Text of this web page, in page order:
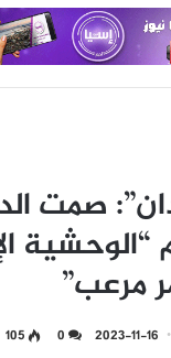
صمت
“الوحشية
مرعب”
2023-11-16
105